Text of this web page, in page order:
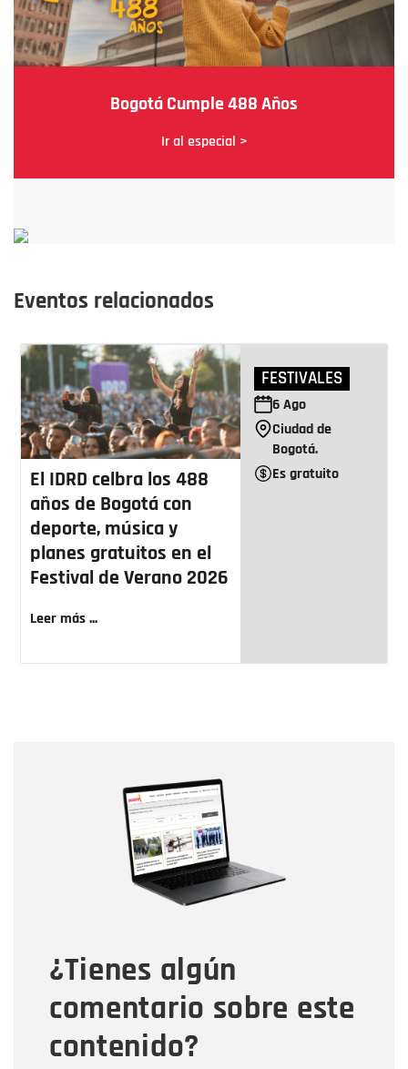
Bogotá Cumple 488 Años
Ir al especial >
Eventos relacionados
El IDRD celbra los 488
años de Bogotá con
deporte, música y
planes gratuitos en el
Festival de Verano 2026
Leer más ...
FESTIVALES
6Ago
Ciudad de
Bogotá.
Es gratuito
¿Tienes algún
comentario sobre este
contenido?
Correo electrónico
Tipo de comentario
Mensaje